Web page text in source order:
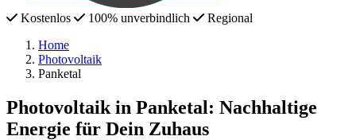
Kostenlos 100% unverbindlich
Regional
Home
Photovoltaik
Panketal
Photovoltaik in Panketal: Nachhaltige
Energie für Dein Zuhaus